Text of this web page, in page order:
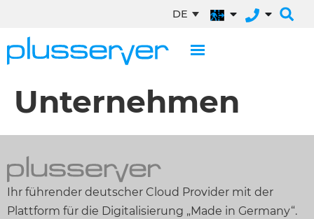
DE
Unternehmen
Ihr führender deutscher Cloud Provider mit der
Plattform für die Digitalisierung „Made in Germany“.